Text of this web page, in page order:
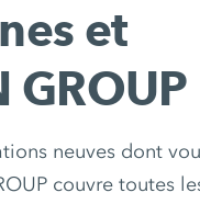
et
GROUP
neuves dont
couvre toutes